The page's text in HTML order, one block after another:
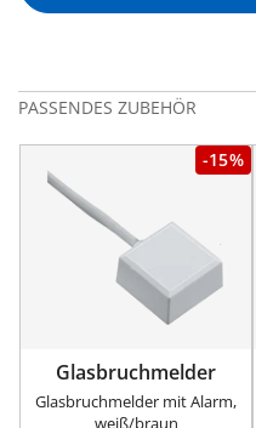
PASSENDES ZUBEHÖR
-15%
Glasbruchmelder
Glasbruchmelder mit Alarm,
weiß/braun